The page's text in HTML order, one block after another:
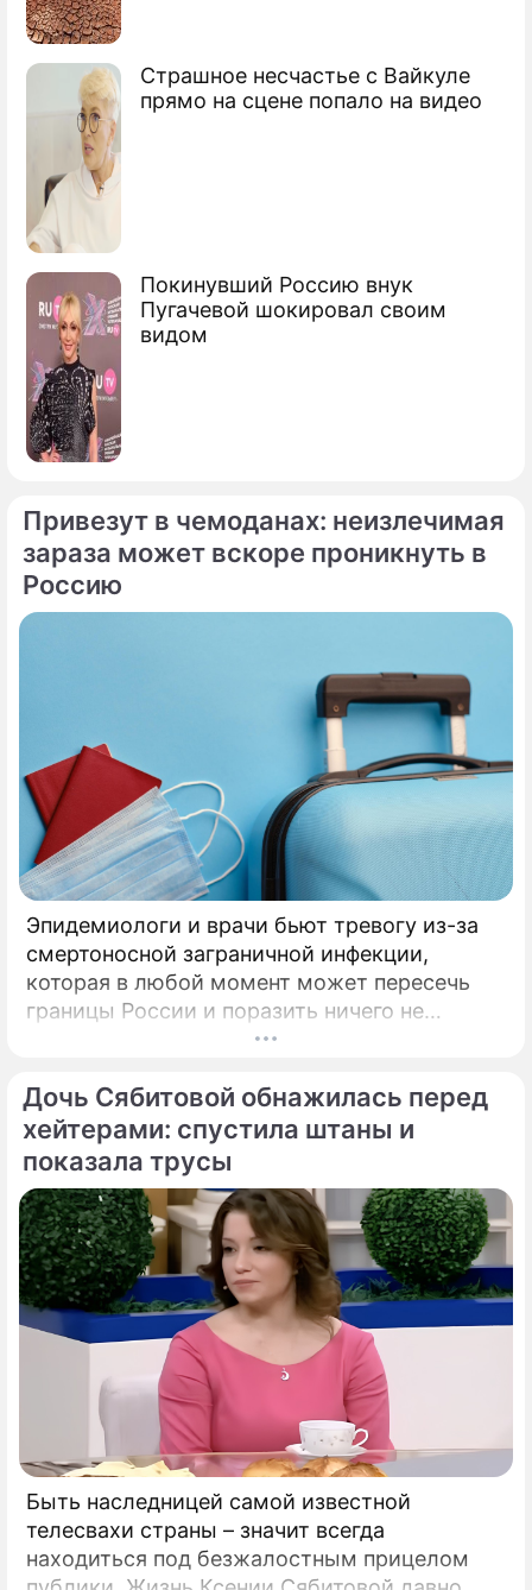
Страшное несчастье с Вайкуле
прямо на сцене попало на видео
Покинувший Россию внук
Пугачевой шокировал своим
видом
Образование
Привезут в чемоданах: неизлечимая
зараза может вскоре проникнуть в
Россию
Эпидемиологи и врачи бьют тревогу из-за
смертоносной заграничной инфекции,
которая в любой момент может пересечь
границы России и поразить ничего не
подозревающих граждан. Россию
угрозе: в страну могут завезти неизлечимый
и смертоносный вирус Бурбон.
Дочь Сябитовой обнажилась перед
хейтерами: спустила штаны и
показала трусы
Быть наследницей самой известной
телесвахи страны – значит всегда
находиться под безжалостным прицелом